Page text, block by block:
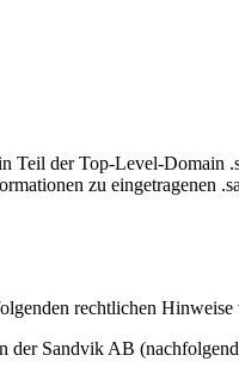
Teil der Top-Level-
zu eingetragenen
rechtlichen
der Sandvik AB